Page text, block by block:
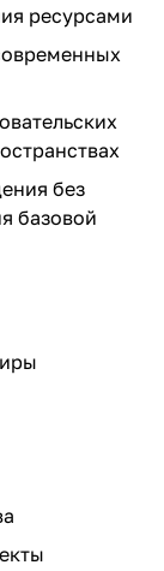
ресурсами
без
базовой